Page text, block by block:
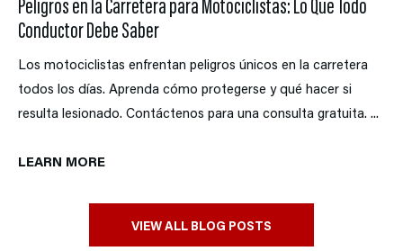
Peligros en la Carretera para Motociclistas: Lo Que Todo
Conductor Debe Saber
Los motociclistas enfrentan peligros únicos en la carretera
todos los días. Aprenda cómo protegerse y qué hacer si
resulta lesionado. Contáctenos para una consulta gratuita. ...
LEARN MORE
VIEW ALL BLOG POSTS